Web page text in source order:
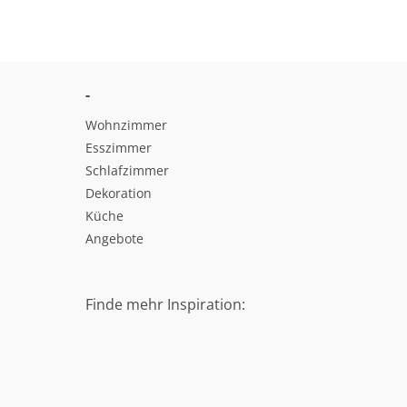
-
Wohnzimmer
Esszimmer
Schlafzimmer
Dekoration
Küche
Angebote
Finde mehr Inspiration: